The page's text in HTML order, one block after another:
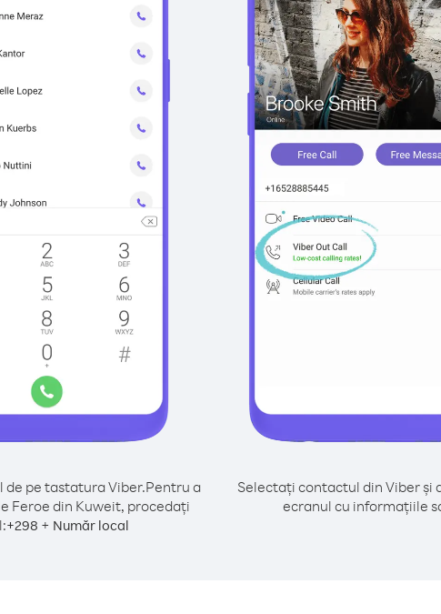
pe tastatura Viber.Pentru a
Feroe din Kuweit, procedați
+298 + Număr local
Selectați contactul din Viber și
ecranul cu informațiile